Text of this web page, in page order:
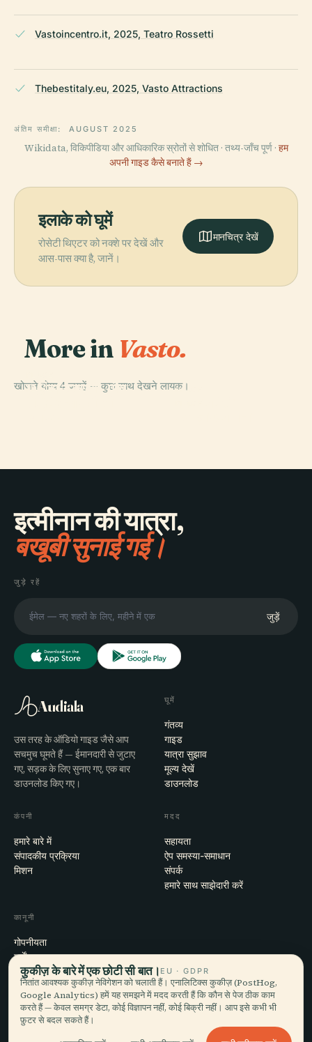
Vastoincentro.it, 2025, Teatro Rossetti
Thebestitaly.eu, 2025, Vasto Attractions
अंतिम समीक्षा: AUGUST 2025
Wikidata, विकिपीडिया और आधिकारिक स्रोतों से शोधित · तथ्य-जाँच पूर्ण · हम
अपनी गाइड कैसे बनाते हैं →
इलाके को घूमें
रोसेटी थिएटर को नक्शे पर देखें और
आस-पास क्या है, जानें।
मानचित्र देखें
More in Vasto.
खोजने योग्य 4 जगहें — कुछ साथ देखने लायक।
Pुंटा अडरसी - पंटा
PLACE
PLACE
इत्मीनान की यात्रा,
बखूबी सुनाई गई।
जुड़े रहें
जुड़ें
Audiala
उस तरह के ऑडियो गाइड जैसे आप
सचमुच घूमते हैं — ईमानदारी से जुटाए
गए, सड़क के लिए सुनाए गए, एक बार
डाउनलोड किए गए।
घूमें
गंतव्य
गाइड
यात्रा सुझाव
मूल्य देखें
डाउनलोड
कंपनी
हमारे बारे में
संपादकीय प्रक्रिया
मिशन
मदद
सहायता
ऐप समस्या-समाधान
संपर्क
हमारे साथ साझेदारी करें
कानूनी
गोपनीयता
शर्तें
कुकी सेटिंग्स
खाता हटाएँ
कुकीज़ के बारे में एक छोटी सी बात। EU · GDPR
नितांत आवश्यक कुकीज़ नेविगेशन को चलाती हैं। एनालिटिक्स कुकीज़ (PostHog,
Google Analytics) हमें यह समझने में मदद करती हैं कि कौन से पेज ठीक काम
करते हैं — केवल समग्र डेटा, कोई विज्ञापन नहीं, कोई बिक्री नहीं। आप इसे कभी भी
फ़ुटर से बदल सकते हैं।